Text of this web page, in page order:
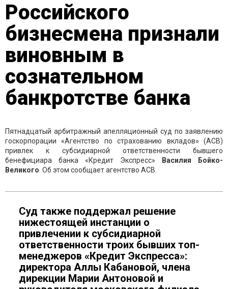
Российского
бизнесмена признали
виновным в
сознательном
банкротстве банка
Пятнадцатый арбитражный апелляционный суд по заявлению
госкорпорации «Агентство по страхованию вкладов» (АСВ)
привлек к субсидиарной ответственности бывшего
бенефициара банка «Кредит Экспресс»
Василия Бойко-
Великого . Об этом сообщает агентство АСВ.
Суд также поддержал решение
нижестоящей инстанции о
привлечении к субсидиарной
ответственности троих бывших топ-
менеджеров «Кредит Экспресса»:
директора Аллы Кабановой, члена
дирекции Марии Антоновой и